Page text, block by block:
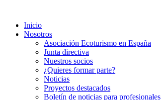
Inicio
Nosotros
Asociación Ecoturismo en España
Junta directiva
Nuestros socios
¿Quieres formar parte?
Noticias
Proyectos destacados
Boletín de noticias para profesionales